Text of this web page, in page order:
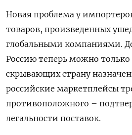
Новая проблема у
товаров, произведенных
глобальными компаниями.
Россию теперь можно
скрывающих страну
российские маркетплейсы
противоположного –
легальности поставок.